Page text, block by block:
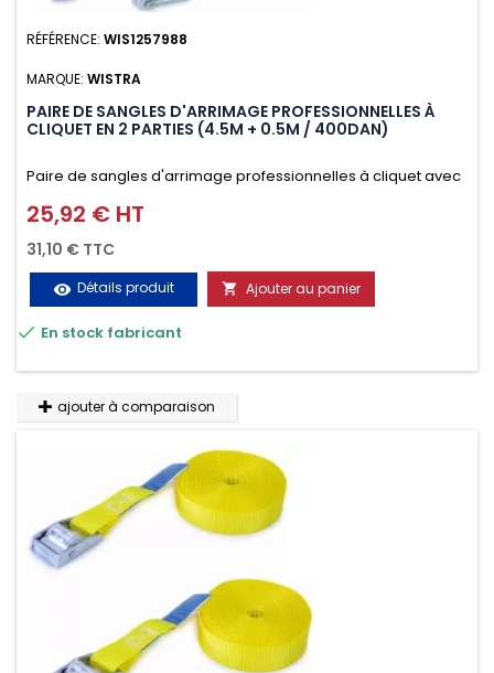
RÉFÉRENCE: WIS1257988
MARQUE: WISTRA
PAIRE DE SANGLES D'ARRIMAGE PROFESSIONNELLES À
CLIQUET EN 2 PARTIES (4.5M + 0.5M / 400DAN)
Paire de sangles d'arrimage professionnelles à cliquet avec
crochet en 2 parties (4.5M + 0.5M / 400daN), simple et rapide
d'utilisation. Permet d'arrimer et de sécuriser
vos chargements pendant le transport. Matière polyester
très résistante aux UV et aux variations de températures,
n'absorbe pas l'eau.
Prix
25,92 € HT
31,10 € TTC
visibility Détails produit  Ajouter au panier
 En stock fabricant
ajouter à comparaison